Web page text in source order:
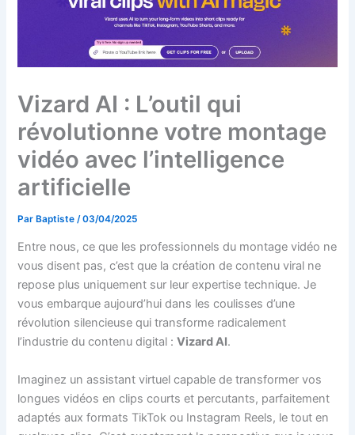
Vizard AI : L’outil qui
révolutionne votre montage
vidéo avec l’intelligence
artificielle
ParBaptiste/03/04/2025
Entre nous, ce que les professionnels du montage vidéo ne
vous disent pas, c’est que la création de contenu viral ne
repose plus uniquement sur leur expertise technique. Je
vous embarque aujourd’hui dans les coulisses d’une
révolution silencieuse qui transforme radicalement
l’industrie du contenu digital :Vizard AI.
Imaginez un assistant virtuel capable de transformer vos
longues vidéos en clips courts et percutants, parfaitement
adaptés aux formats TikTok ou Instagram Reels, le tout en